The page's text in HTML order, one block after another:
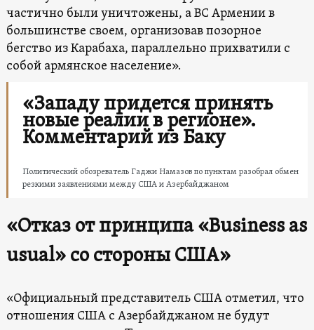
частично были уничтожены, а ВС Армении в
большинстве своем, организовав позорное
бегство из Карабаха, параллельно прихватили с
собой армянское население».
«Западу придется принять
новые реалии в регионе».
Комментарий из Баку
Политический обозреватель Гаджи Намазов по пунктам разобрал обмен
резкими заявлениями между США и Азербайджаном
«Отказ от принципа «Business as
usual» со стороны США»
«Официальный представитель США отметил, что
отношения США с Азербайджаном не будут